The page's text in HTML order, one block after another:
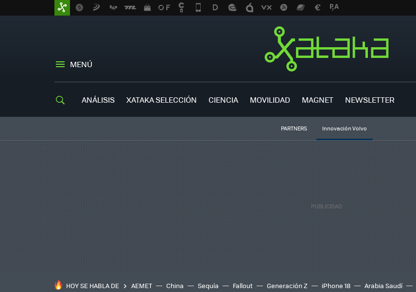
MENÚ
ANÁLISIS XATAKA SELECCIÓN CIENCIA MOVILIDAD MAGNET NEWSLETTER
PARTNERS Innovación Volvo
HOY SE HABLA DE AEMET China Sequía Fallout Generación Z iPhone 18 Arabia Saudí